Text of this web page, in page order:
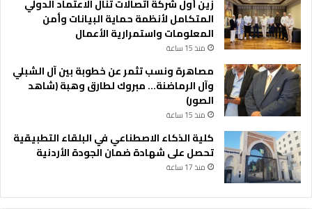
زين أول شركة اتصالات تنال الاعتماد الدولي
المتكامل لأنظمة حماية البيانات وأمن
المعلومات واستمرارية الأعمال
منذ 15 ساعة
مصاهرة ونسب تثمر عن خطوبة بين آل الشبلي
وآل الرماضنة… مبروك لطارق وهبة (شاهد
الصور)
منذ 15 ساعة
كلية الذكاء الاصطناعي في البلقاء التطبيقية
تحصل على شهادة ضمان الجودة الأردنية
منذ 17 ساعة